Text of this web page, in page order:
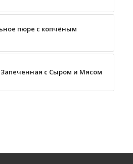
пюре с копчёным
с Сыром и Мясом